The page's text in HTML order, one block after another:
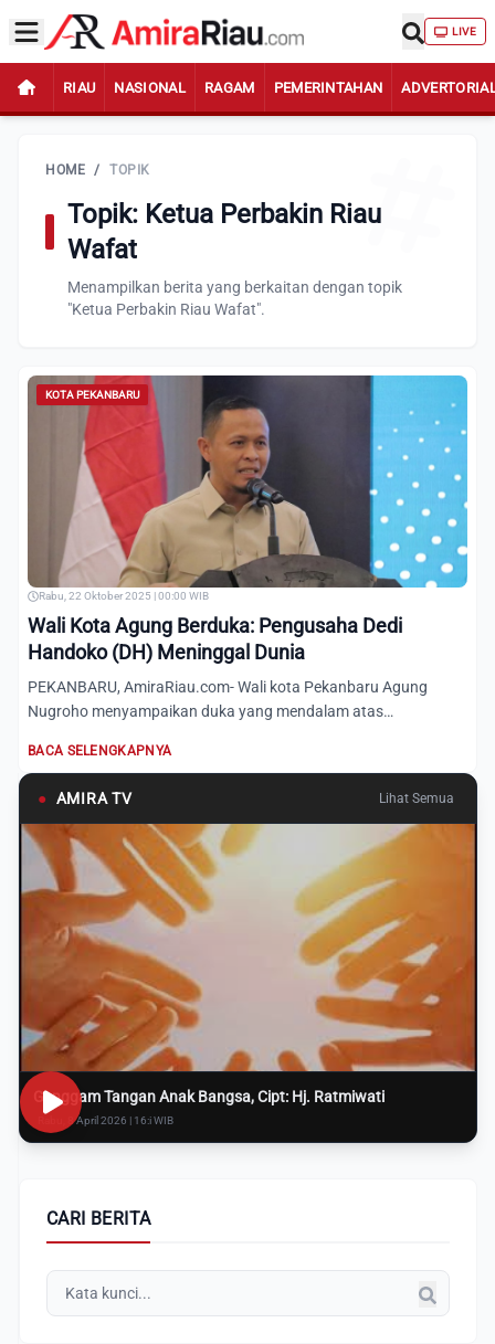
LIVE
RIAU NASIONAL RAGAM PEMERINTAHAN
HOME / TOPIK
Topik: Ketua Perbakin Riau
Wafat
Menampilkan berita yang berkaitan dengan topik
"Ketua Perbakin Riau Wafat".
KOTA PEKANBARU
Rabu, 22 Oktober 2025 | 00:00 WIB
Wali Kota Agung Berduka: Pengusaha Dedi
Handoko (DH) Meninggal Dunia
PEKANBARU, AmiraRiau.com- Wali kota Pekanbaru Agung
Nugroho menyampaikan duka yang mendalam atas
BACA SELENGKAPNYA
● AMIRA TV Lihat Semua
Genggam Tangan Anak Bangsa, Cipt: Hj. Ratmiwati
Rabu, 8 April 2026 | 16:i WIB
CARI BERITA